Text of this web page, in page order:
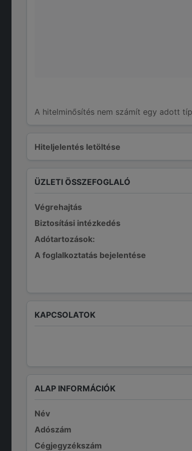
Hiteljelentés letöltése
A hitelminősítés nem számít egy adott
ÜZLETI ÖSSZEFOGLALÓ
Végrehajtás
Biztosítási intézkedés
Adótartozások:
A foglalkoztatás bejelentése
KAPCSOLATOK
ALAP INFORMÁCIÓK
Név
Adószám
Cégjegyzékszám